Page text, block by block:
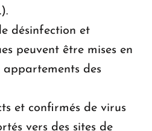
désinfection et
peuvent être mises en
appartements des
et confirmés de virus
vers des sites de